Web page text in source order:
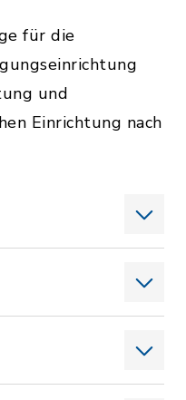
für die
und
Einrichtung nach